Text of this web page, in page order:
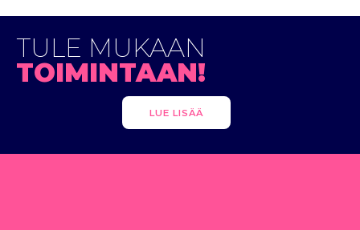
TULE MUKAAN
TOIMINTAAN!
LUE LISÄÄ